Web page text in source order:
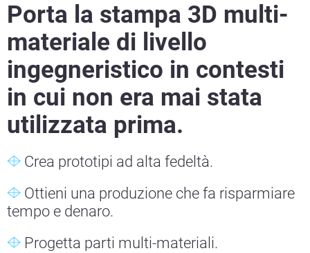
Porta la stampa 3D multi-
materiale di livello
ingegneristico in contesti
in cui non era mai stata
utilizzata prima.
Crea prototipi ad alta fedeltà.
Ottieni una produzione che fa risparmiare
tempo e denaro.
Progetta parti multi-materiali.